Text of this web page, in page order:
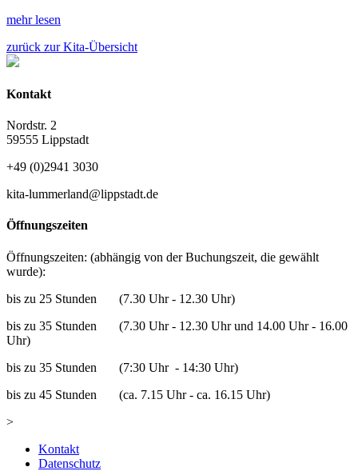
mehr lesen
zurück zur Kita-Übersicht
Kontakt
Nordstr. 2
59555 Lippstadt
+49 (0)2941 3030
kita-lummerland@lippstadt.de
Öffnungszeiten
Öffnungszeiten: (abhängig von der Buchungszeit, die gewählt
wurde):
bis zu 25 Stunden (7.30 Uhr - 12.30 Uhr)
bis zu 35 Stunden (7.30 Uhr - 12.30 Uhr und 14.00 Uhr - 16.00
Uhr)
bis zu 35 Stunden (7:30 Uhr - 14:30 Uhr)
bis zu 45 Stunden (ca. 7.15 Uhr - ca. 16.15 Uhr)
>
Kontakt
Datenschutz